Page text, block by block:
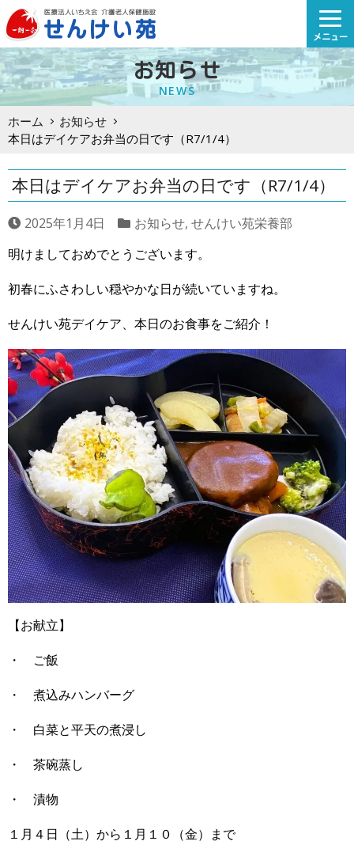
Skip
to
content
メニュー
お知らせ
NEWS
ホーム
お知らせ
本日はデイケアお弁当の日です（R7/1/4）
本日はデイケアお弁当の日です（R7/1/4）
2025年1月4日 お知らせ, せんけい苑栄養部
明けましておめでとうございます。
初春にふさわしい穏やかな日が続いていますね。
せんけい苑デイケア、本日のお食事をご紹介！
【お献立】
・ ご飯
・ 煮込みハンバーグ
・ 白菜と平天の煮浸し
・ 茶碗蒸し
・ 漬物
１月４日（土）から１月１０（金）まで